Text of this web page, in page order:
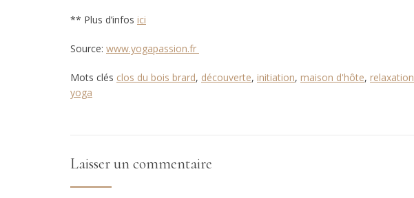
** Plus d’infos ici
Source: www.yogapassion.fr
Mots clés clos du bois brard, découverte, initiation, maison d'hôte, relaxation
yoga
Laisser un commentaire